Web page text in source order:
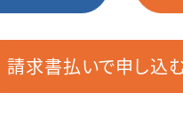
請求書払いで申し込